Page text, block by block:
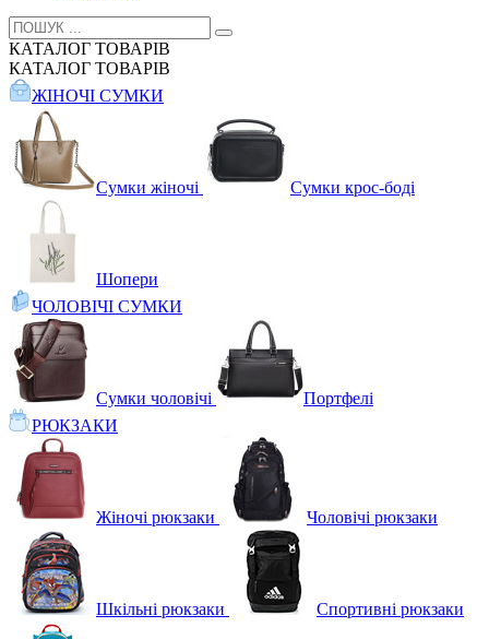
КАТАЛОГ ТОВАРІВ
КАТАЛОГ ТОВАРІВ
ЖІНОЧІ СУМКИ
Сумки жіночі Сумки крос-боді
Шопери
ЧОЛОВІЧІ СУМКИ
Сумки чоловічі
Портфелі
РЮКЗАКИ
Жіночі рюкзаки Чоловічі рюкзаки
Шкільні рюкзаки Спортивні рюкзаки